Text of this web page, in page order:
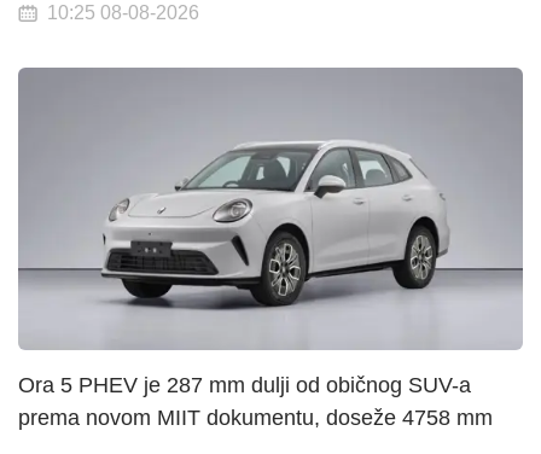
10:25 08-08-2026
Ora 5 PHEV je 287 mm dulji od običnog SUV-a
prema novom MIIT dokumentu, doseže 4758 mm